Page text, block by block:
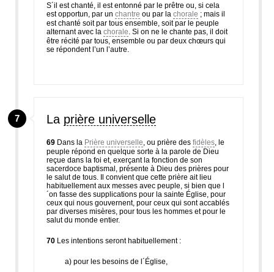
S´il est chanté, il est entonné par le prêtre ou, si cela
est opportun, par un chantre ou par la chorale ; mais il
est chanté soit par tous ensemble, soit par le peuple
alternant avec la chorale . Si on ne le chante pas, il doit
être récité par tous, ensemble ou par deux chœurs qui
se répondent l’un l’autre.
7 La prière universelle
69 Dans la Prière universelle , ou prière des fidèles , le
peuple répond en quelque sorte à la parole de Dieu
reçue dans la foi et, exerçant la fonction de son
sacerdoce baptismal, présente à Dieu des prières pour
le salut de tous. Il convient que cette prière ait lieu
habituellement aux messes avec peuple, si bien que l
´on fasse des supplications pour la sainte Église, pour
ceux qui nous gouvernent, pour ceux qui sont accablés
par diverses misères, pour tous les hommes et pour le
salut du monde entier.
70 Les intentions seront habituellement :
a) pour les besoins de l´Église,